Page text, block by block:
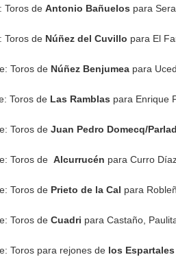
Toros de Antonio Bañuelos para
Toros de Núñez del Cuvillo para El
Toros de Núñez Benjumea para
Toros de Las Ramblas para Enrique
Toros de Juan Pedro Domecq/
Toros de Alcurrucén para Curro
Toros de Prieto de la Cal para
Toros de Cuadri para Castaño,
Toros para rejones de los Espartales